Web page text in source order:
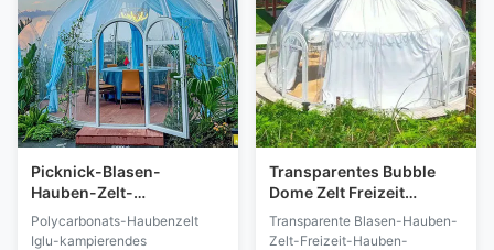
Picknick-Blasen-
Hauben-Zelt-
schalldichter
flammhemmender
Polycarbonats-Haubenzelt
Iglu-kampierendes
Transparentes Bubble
Dome Zelt Freizeit
Outdoor Dome
Campingzelt mit LED-
Transparente Blasen-Hauben-
Zelt-Freizeit-Hauben-